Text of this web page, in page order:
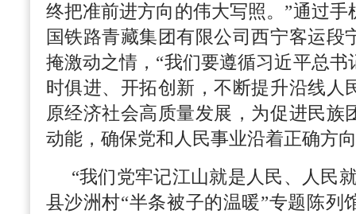
终把准前进方向的伟大写照。”通过
国铁路青藏集团有限公司西宁客运段
掩激动之情，“我们要遵循习近平总
时俱进、开拓创新，不断提升沿线人
原经济社会高质量发展，为促进民族
动能，确保党和人民事业沿着正确方
“我们党牢记江山就是人民、人
县沙洲村“半条被子的温暖”专题陈列